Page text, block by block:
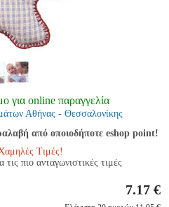
για online παραγγελία
Αθήνας - Θεσσαλονίκης
από οποιοδήποτε eshop point!
Τιμές!
πιο ανταγωνιστικές τιμές
7.17 €